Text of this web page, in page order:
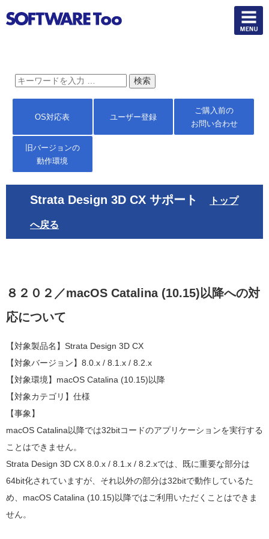
OS対応表 ユーザー登録
ご購入前の
お問い合わせ
旧バージョンの
動作環境
Strata Design 3D CX サポート トップ
へ戻る
８２０２／macOS Catalina (10.15)以降への対
応について
【対象製品名】Strata Design 3D CX
【対象バージョン】8.0.x / 8.1.x / 8.2.x
【対象環境】macOS Catalina (10.15)以降
【対象カテゴリ】仕様
【事象】
macOS Catalina以降では32bitコードのアプリケーションを実行する
ことはできません。
Strata Design 3D CX 8.0.x / 8.1.x / 8.2.xでは、既に重要な部分は
64bit化されていますが、それ以外の部分は32bitで動作しているた
め、macOS Catalina (10.15)以降ではご利用いただくことはできま
せん。